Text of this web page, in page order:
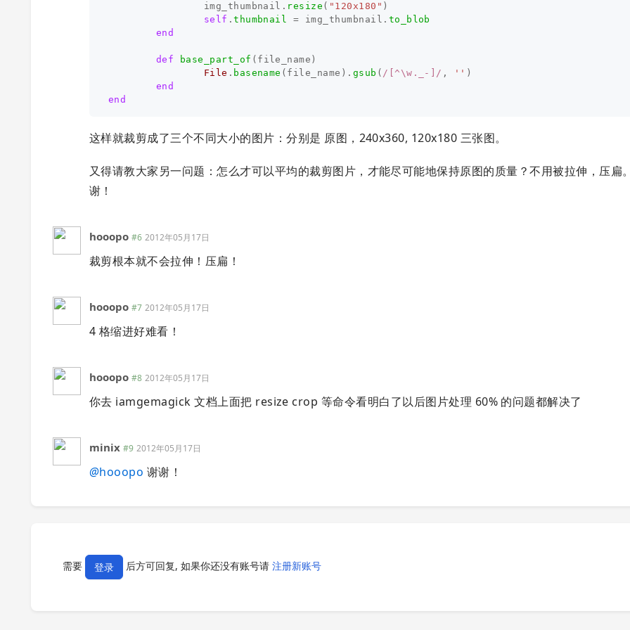
img_thumbnail . resize ( "120x180" )
self .thumbnail = img_thumbnail . to_blob
end
def base_part_of ( file_name )
File . basename ( file_name ). gsub ( /[^\w._-]/ , '' )
end
end
这样就裁剪成了三个不同大小的图片：分别是 原图，240x360, 120x180 三张图。
又得请教大家另一问题：怎么才可以平均的裁剪图片，才能尽可能地保持原图的质量？不用被拉伸，压扁
谢！
hooopo #6 2012年05月17日
裁剪根本就不会拉伸！压扁！
hooopo #7 2012年05月17日
4 格缩进好难看！
hooopo #8 2012年05月17日
你去 iamgemagick 文档上面把 resize crop 等命令看明白了以后图片处理 60% 的问题都解决了
minix #9 2012年05月17日
@hooopo 谢谢！
需要 登录 后方可回复, 如果你还没有账号请 注册新账号